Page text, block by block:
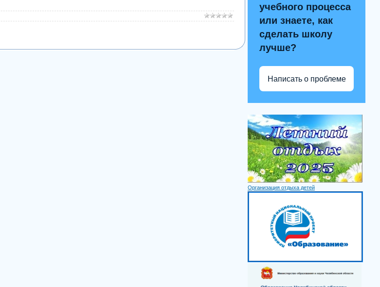
учебного процесса
или знаете, как
сделать школу
лучше?
Написать о проблеме
Организация отдыха детей